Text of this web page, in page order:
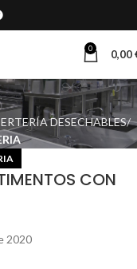
0 0,00
DESECHABLES
CON
2020